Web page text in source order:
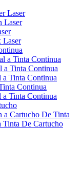
Laser
Laser
Laser
a Tinta Continua
a Tinta Continua
Tinta Continua
Continua
Tinta Continua
a Cartucho De Tinta
Tinta De Cartucho